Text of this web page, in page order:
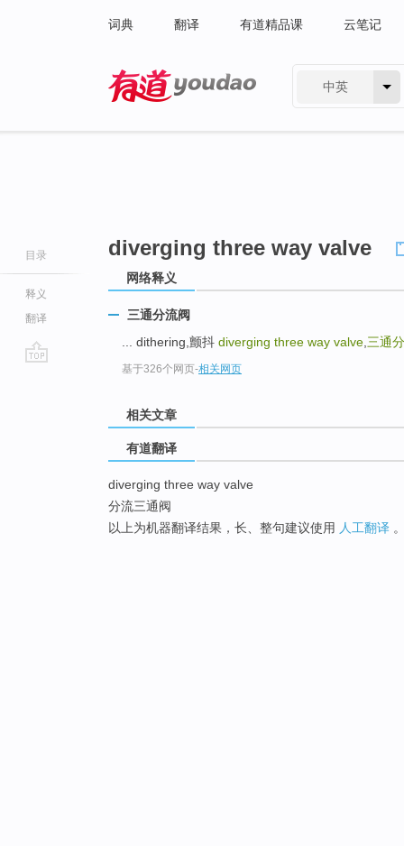
词典 翻译 有道精品课 云笔记
中英
目录
释义
翻译
diverging three way valve
网络释义
三通分流阀
... dithering,颤抖 diverging three way valve 三通
基于326个网页-相关网页
相关文章
有道翻译
diverging three way valve
分流三通阀
以上为机器翻译结果，长、整句建议使用 人工翻译